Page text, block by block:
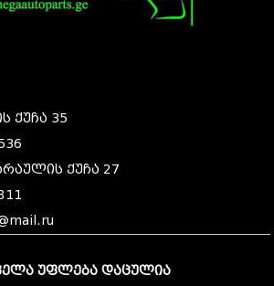
ქუჩა 35
ქუჩა 27
უფლება დაცულია